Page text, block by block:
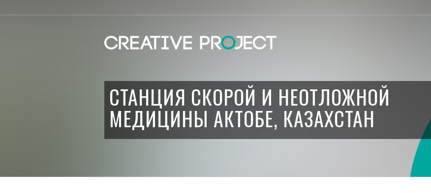
СТАНЦИЯ СКОРОЙ И НЕОТЛОЖНОЙ
МЕДИЦИНЫ АКТОБЕ, КАЗАХСТАН